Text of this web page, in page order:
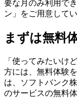
要な月のみ利用で
ン」をご用意してい
まずは無料
「使ってみたいけ
方には、無料体験
は、ソフトバンク
のサービスの無料